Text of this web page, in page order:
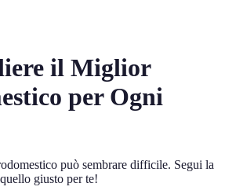
il Miglior
per Ogni
può sembrare difficile. Segui la
giusto per te!